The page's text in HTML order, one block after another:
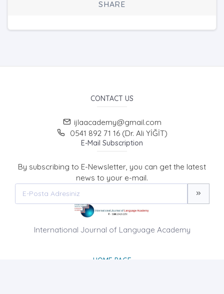
SHARE
CONTACT US
ijlaacademy@gmail.com
0541 892 71 16 (Dr. Ali YİĞİT)
E-Mail Subscription
By subscribing to E-Newsletter, you can get the latest
news to your e-mail.
International Journal of Language Academy
HOME PAGE